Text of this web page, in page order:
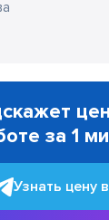
за 1
Узнать цену